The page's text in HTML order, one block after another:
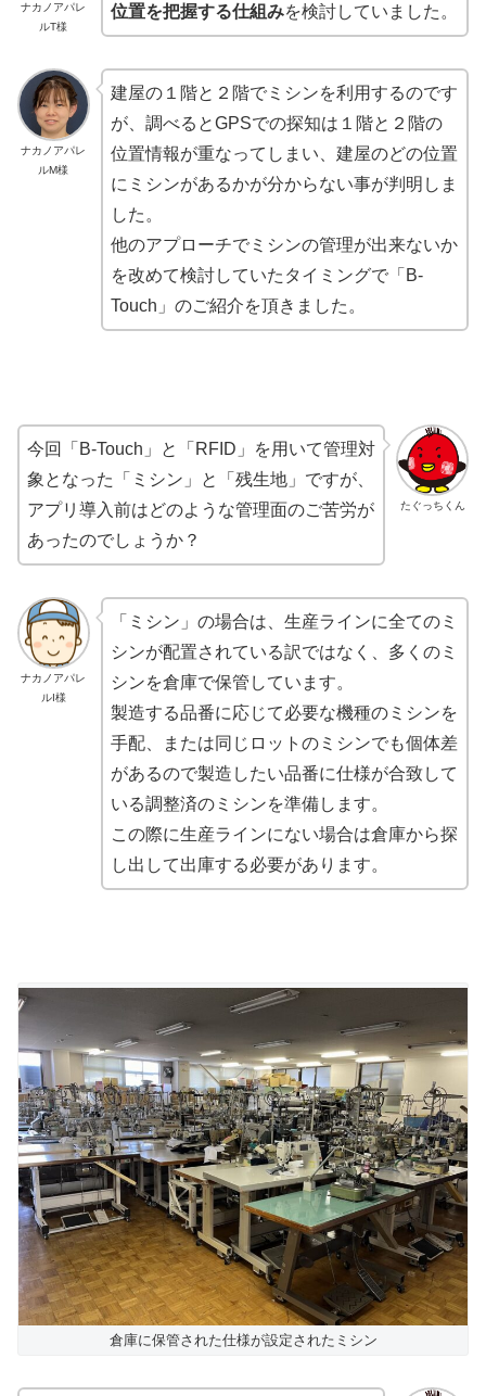
ナカノアパレ
ルT様
位置を把握する仕組みを検討していました。
ナカノアパレ
ルM様
建屋の１階と２階でミシンを利用するのです
が、調べるとGPSでの探知は １階と２階の
位置情報が重なって しまい、建屋のどの位置
にミシンがあるかが分からない事が判明しま
した。
他のアプローチでミシンの管理が出来ないか
を改めて検討していたタイミングで「B-
Touch」のご紹介を頂きました。
たぐっちくん
今回「B-Touch」と「RFID」を用いて管理対
象となった「ミシン」と「残生地」ですが、
アプリ導入前はどのような管理面のご苦労が
あったのでしょうか？
ナカノアパレ
ルI様
「ミシン」の場合は、生産ラインに全てのミ
シンが配置されている訳ではなく、多くのミ
シンを倉庫で保管 しています。
製造する品番に応じて必要な機種のミシンを
手配、または同じロットのミシンでも個体差
があるので製造したい品番に仕様が合致して
いる調整済のミシンを準備します。
この際に生産ラインにない場合は倉庫から探
し出して出庫する必要があります。
倉庫に保管された仕様が設定されたミシン